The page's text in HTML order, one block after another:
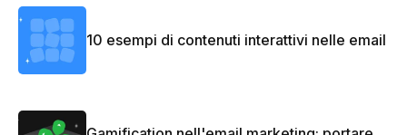
10 esempi di contenuti interattivi nelle email